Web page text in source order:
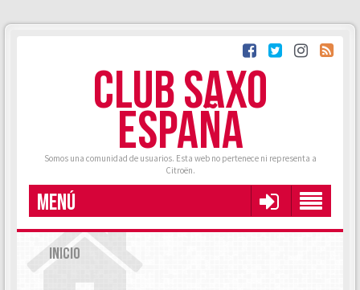
CLUB SAXO
ESPAÑA
Somos una comunidad de usuarios. Esta web no pertenece ni representa a
Citroën.
MENÚ
INICIO